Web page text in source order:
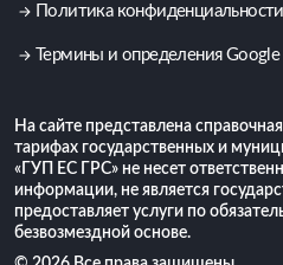
Политика
Термины и определения Google
На сайте представлена
тарифах государственных и
«ГУП ЕС ГРС» не несет
информации, не является
предоставляет услуги по
безвозмездной основе.